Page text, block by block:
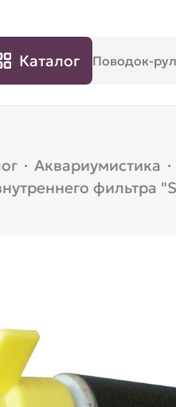
Каталог
· Аквариумистика ·
фильтра